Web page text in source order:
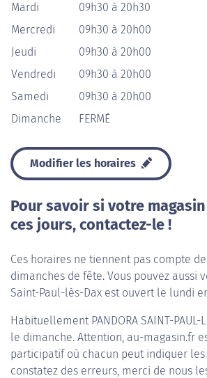
Mardi
09h30 à 20h30
Mercredi
09h30 à 20h00
Jeudi
09h30 à 20h00
Vendredi
09h30 à 20h00
Samedi
09h30 à 20h00
Dimanche
FERMÉ
Modifier les horaires
Pour savoir si votre
ces jours, contactez-le !
Ces horaires ne tiennent pas compte
dimanches de fête. Vous pouvez aussi
Saint-Paul-lès-Dax est ouvert le lundi
Habituellement PANDORA SAINT-PAUL-
le dimanche. Attention, au-magasin.fr
participatif où chacun peut indiquer les
constatez des erreurs, merci de nous